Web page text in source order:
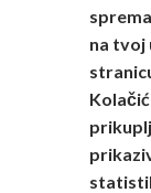
na tvoj